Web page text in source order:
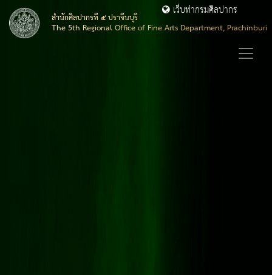
สำนักศิลปากรที่ ๕ ปราจีนบุรี
The 5th Regional Office of Fine Arts Department, Prachinburi
เว็บท่ากรมศิลปากร